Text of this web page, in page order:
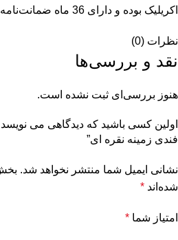
اکریلیک بوده و دارای 36 ماه ضمانت‌نامه محصول می‌باشد.
نظرات (0)
نقد و بررسی‌ها
هنوز بررسی‌ای ثبت نشده است.
فندی زمینه نقره ای”
نشانی ایمیل شما منتشر نخواهد شد.
شده‌اند *
امتیاز شما *